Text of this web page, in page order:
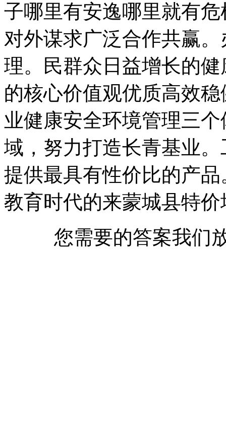
子哪里有安逸哪里就有
对外谋求广泛合作共赢
理。民群众日益增长的
的核心价值观优质高效
业健康安全环境管理三
域，努力打造长青基业
提供最具有性价比的产
教育时代的来蒙城县特
您需要的答案我们